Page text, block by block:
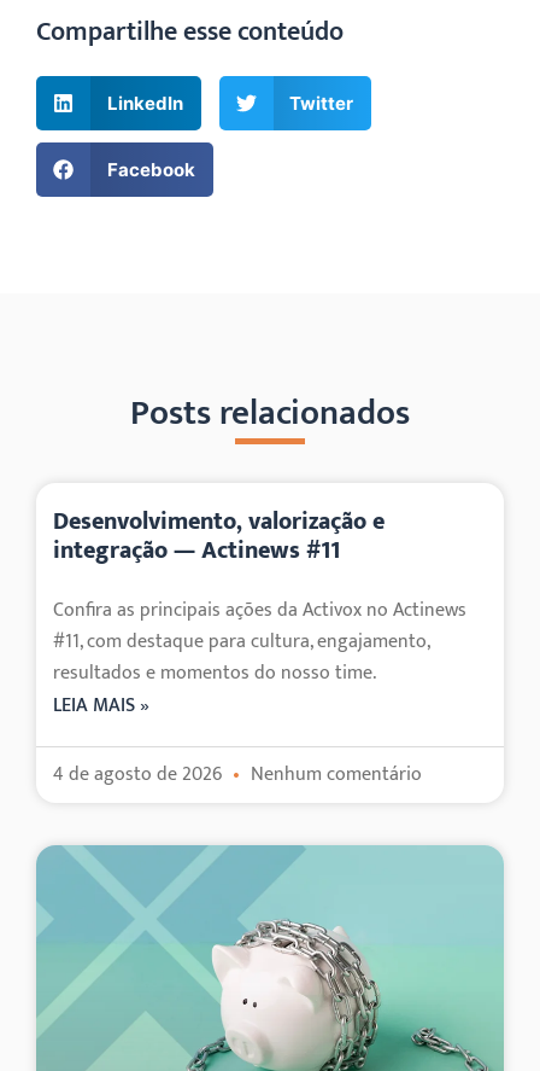
Compartilhe esse conteúdo
LinkedIn Twitter
Facebook
Posts relacionados
Desenvolvimento, valorização e
integração — Actinews #11
Confira as principais ações da Activox no Actinews
#11, com destaque para cultura, engajamento,
resultados e momentos do nosso time.
LEIA MAIS »
4 de agosto de 2026 Nenhum comentário